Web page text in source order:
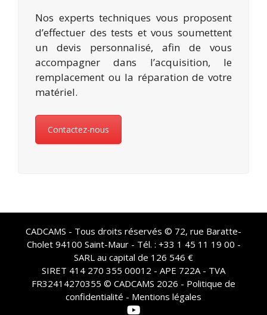
Nos experts techniques vous proposent
d’effectuer des tests et vous soumettent
un devis personnalisé, afin de vous
accompagner dans l’acquisition, le
remplacement ou la réparation de votre
matériel.
Contactez-nous
CADCAMS - Tous droits réservés © 72, rue Baratte-
Cholet 94100 Saint-Maur - Tél. : +33 1 45 11 19 00 -
SARL au capital de 126 546 €
SIRET 414 270 355 00012 - APE 722A - TVA
FR32414270355 © CADCAMS 2026 - Politique de
confidentialité - Mentions légales